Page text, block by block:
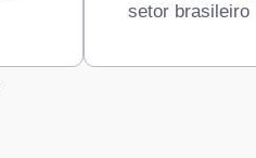
setor brasileiro